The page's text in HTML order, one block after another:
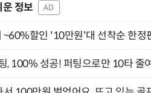
정보 AD
할인 '10만원'대 선착순 한정
100% 성공! 퍼팅으로만 10타 줄